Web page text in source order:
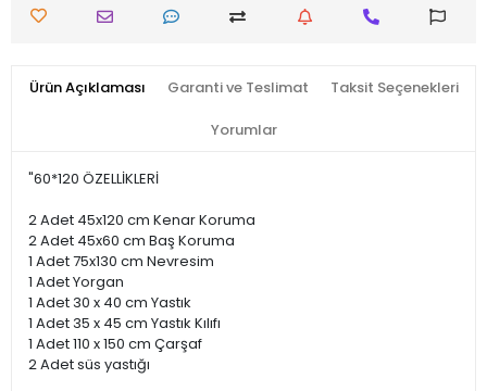
Ürün Açıklaması Garanti ve Teslimat Taksit Seçenekleri
Yorumlar
"60*120 ÖZELLİKLERİ
2 Adet 45x120 cm Kenar Koruma
2 Adet 45x60 cm Baş Koruma
1 Adet 75x130 cm Nevresim
1 Adet Yorgan
1 Adet 30 x 40 cm Yastık
1 Adet 35 x 45 cm Yastık Kılıfı
1 Adet 110 x 150 cm Çarşaf
2 Adet süs yastığı